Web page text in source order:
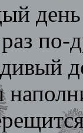
по-